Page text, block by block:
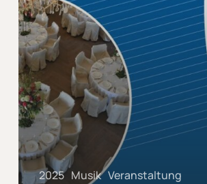
2025 Musik Veranstaltung